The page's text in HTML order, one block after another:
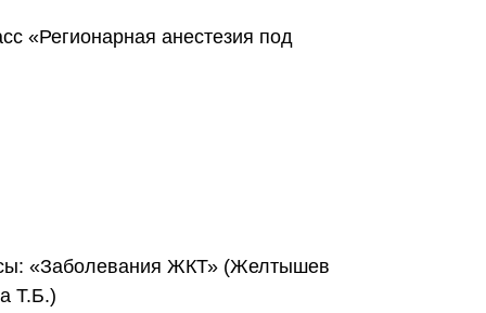
«Регионарная анестезия под
«Заболевания ЖКТ» (Желтышев
Т.Б.)